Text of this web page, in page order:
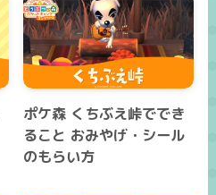
ポケ森 くちぶえ峠ででき
ること おみやげ・シール
のもらい方